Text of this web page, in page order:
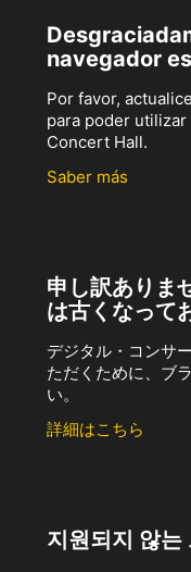
navegador
Por favor,
para poder
Concert Hall.
Saber más
申し訳ありま
は古くなって
デジタル・コンサ
ただくために、ブ
い。
詳細はこちら
지원되지 않는